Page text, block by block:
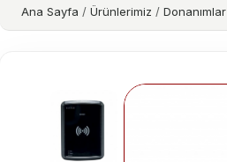
Ana Sayfa / Ürünlerimiz / Donanımlar